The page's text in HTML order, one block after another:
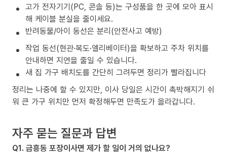
고가 전자기기(PC, 콘솔 등)는 구성품을 한 곳에 모아 표시
해 케이블 분실을 줄이세요.
반려동물/아이 동선은 분리(안전사고 예방)
작업 동선(현관·복도·엘리베이터)을 확보하고 주차 위치를
안내하면 지연을 줄일 수 있습니다.
새 집 가구 배치도를 간단히 그려두면 정리가 빨라집니다
정리는 나중에 할 수 있지만, 이사 당일은 시간이 촉박해지기 쉬
워 큰 가구 위치만 먼저 확정해두면 만족도가 올라갑니다.
자주 묻는 질문과 답변
Q1. 금흥동 포장이사면 제가 할 일이 거의 없나요?